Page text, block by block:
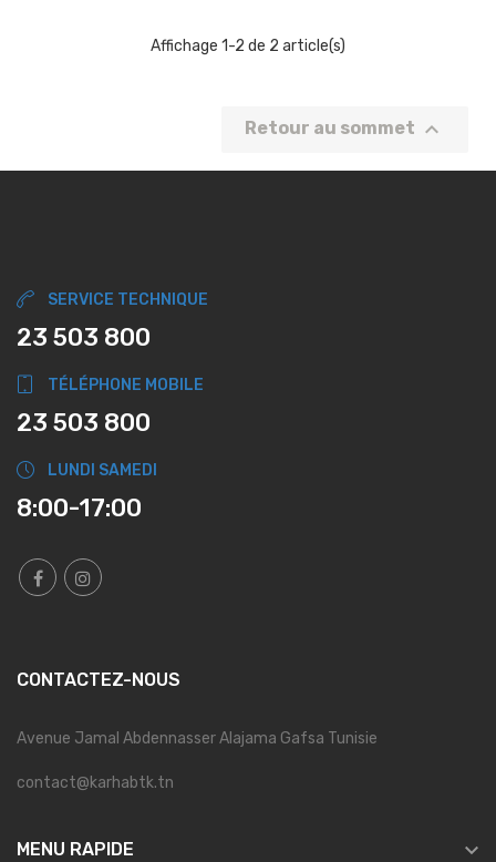
Affichage 1-2 de 2 article(s)
Retour au sommet 
SERVICE TECHNIQUE
23 503 800
TÉLÉPHONE MOBILE
23 503 800
LUNDI SAMEDI
8:00-17:00
CONTACTEZ-NOUS
Avenue Jamal Abdennasser Alajama Gafsa Tunisie
contact@karhabtk.tn
MENU RAPIDE 